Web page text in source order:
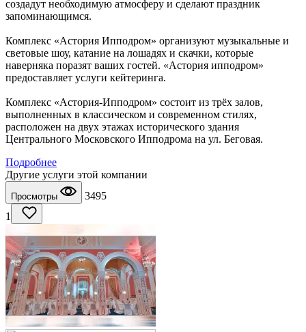
создадут необходимую атмосферу и сделают праздник
запоминающимся.
Комплекс «Астория Ипподром» организуют музыкальные и
световые шоу, катание на лошадях и скачки, которые
наверняка поразят ваших гостей. «Астория ипподром»
предоставляет услуги кейтеринга.
Комплекс «Астория-Ипподром» состоит из трёх залов,
выполненных в классическом и современном стилях,
расположен на двух этажах исторического здания
Центрального Московского Ипподрома на ул. Беговая.
Подробнее
Другие услуги этой компании
Просмотры
3495
1